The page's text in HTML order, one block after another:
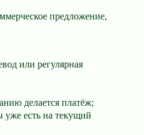
предложение,
или регулярная
делается платёж;
уже есть на текущий